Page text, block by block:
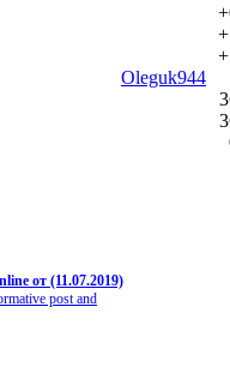
Oleguk944
от (11.07.2019)
post and